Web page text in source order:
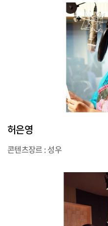
허은영
콘텐츠장르 : 성우